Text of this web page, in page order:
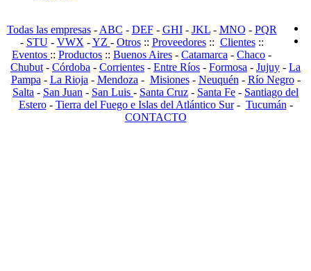
Todas las empresas- ABC - DEF- GHI- JKL- MNO - PQR
- STU- VWX -YZ - Otros:: Proveedores:: Clientes::
Eventos :: Productos :: Buenos Aires - Catamarca - Chaco -
Chubut - Córdoba - Corrientes - Entre Ríos - Formosa - Jujuy - La
Pampa - La Rioja - Mendoza - Misiones- Neuquén - Río Negro-
Salta - San Juan - San Luis - Santa Cruz - Santa Fe - Santiago del
Estero- Tierra del Fuego e Islas del Atlántico Sur- Tucumán -
CONTACTO